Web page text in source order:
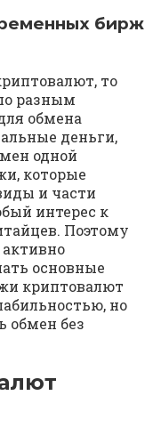
бирж
то
разным
обмена
деньги,
одной
которые
и части
интерес к
Поэтому
основные
криптовалют
но
обмен без